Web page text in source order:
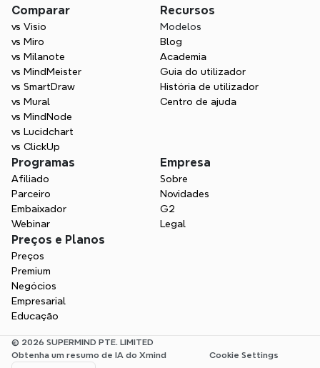
Comparar
vs Visio
vs Miro
vs Milanote
vs MindMeister
vs SmartDraw
vs Mural
vs MindNode
vs Lucidchart
vs ClickUp
Recursos
Modelos
Blog
Academia
Guia do utilizador
História de utilizador
Centro de ajuda
Programas
Afiliado
Parceiro
Embaixador
Webinar
Empresa
Sobre
Novidades
G2
Legal
Preços e Planos
Preços
Premium
Negócios
Empresarial
Educação
© 2026 SUPERMIND PTE. LIMITED
Obtenha um resumo de IA do Xmind
Cookie Settings
Select Language